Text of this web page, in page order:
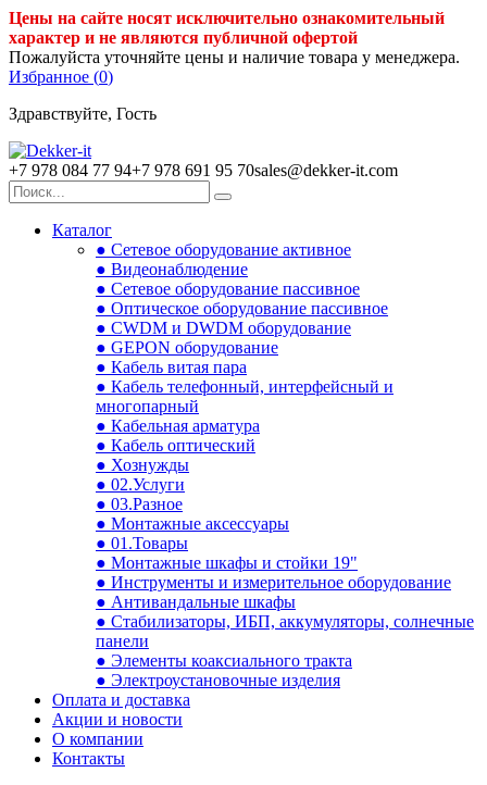
Цены на сайте носят исключительно ознакомительный
характер и не являются публичной офертой
Пожалуйста уточняйте цены и наличие товара у менеджера.
Избранное (0)
Здравствуйте, Гость
+7 978 084 77 94+7 978 691 95 70sales@dekker-it.com
Каталог
● Сетевое оборудование активное
● Видеонаблюдение
● Сетевое оборудование пассивное
● Оптическое оборудование пассивное
● CWDM и DWDM оборудование
● GEPON оборудование
● Кабель витая пара
● Кабель телефонный, интерфейсный и
многопарный
● Кабельная арматура
● Кабель оптический
● Хознужды
● 02.Услуги
● 03.Разное
● Монтажные аксессуары
● 01.Товары
● Монтажные шкафы и стойки 19"
● Инструменты и измерительное оборудование
● Антивандальные шкафы
● Стабилизаторы, ИБП, аккумуляторы, солнечные
панели
● Элементы коаксиального тракта
● Электроустановочные изделия
Оплата и доставка
Акции и новости
О компании
Контакты